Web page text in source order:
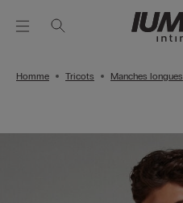
Homme Tricots Manches longues